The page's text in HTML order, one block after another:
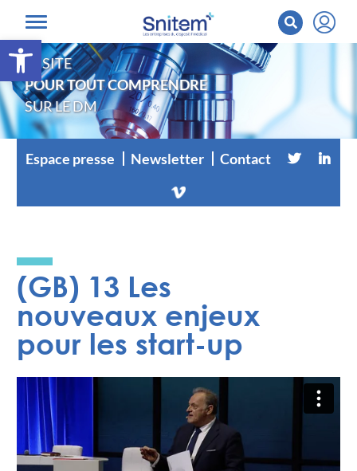
Ouvrir la barre d’outils
LE SITE
POUR TOUT COMPRENDRE
SUR LE DM
Espace presse Newsletter Contact
(GB) 13 Les
nouveaux enjeux
pour les start-up